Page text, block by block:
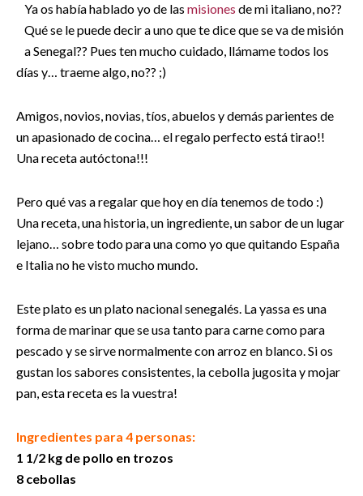
Ya os había hablado yo de las misiones de mi italiano, no??
Qué se le puede decir a uno que te dice que se va de misión
a Senegal?? Pues ten mucho cuidado, llámame todos los
días y… traeme algo, no?? ;)
Amigos, novios, novias, tíos, abuelos y demás parientes de
un apasionado de cocina… el regalo perfecto está tirao!!
Una receta autóctona!!!
Pero qué vas a regalar que hoy en día tenemos de todo :)
Una receta, una historia, un ingrediente, un sabor de un lugar
lejano… sobre todo para una como yo que quitando España
e Italia no he visto mucho mundo.
Este plato es un plato nacional senegalés. La yassa es una
forma de marinar que se usa tanto para carne como para
pescado y se sirve normalmente con arroz en blanco. Si os
gustan los sabores consistentes, la cebolla jugosita y mojar
pan, esta receta es la vuestra!
Ingredientes para 4 personas:
1 1/2 kg de pollo en trozos
8 cebollas